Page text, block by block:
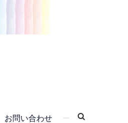
お問い合わせ